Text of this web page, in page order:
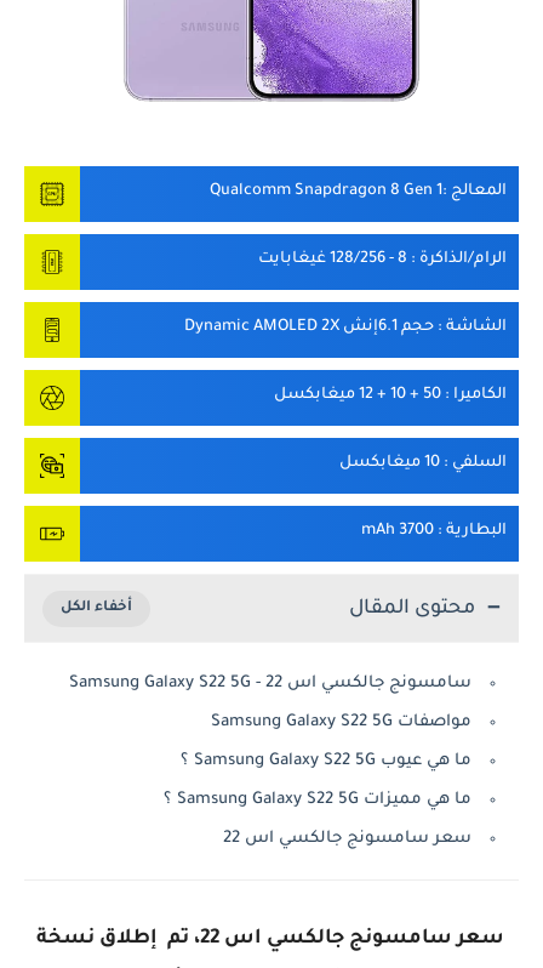
المعالج :Qualcomm Snapdragon 8 Gen 1
الرام/الذاكرة : 8 - 128/256 غيغابايت
الشاشة : حجم 6.1إنش Dynamic AMOLED 2X
الكاميرا : 50 + 10 + 12 ميغابكسل
السلفي : 10 ميغابكسل
البطارية : 3700 mAh
محتوى المقال
سامسونج جالكسي اس 22 - Samsung Galaxy S22 5G
مواصفات Samsung Galaxy S22 5G
ما هي عيوب Samsung Galaxy S22 5G ؟
ما هي مميزات Samsung Galaxy S22 5G ؟
سعر سامسونج جالكسي اس 22
سعر سامسونج جالكسي اس 22، تم إطلاق نسخة